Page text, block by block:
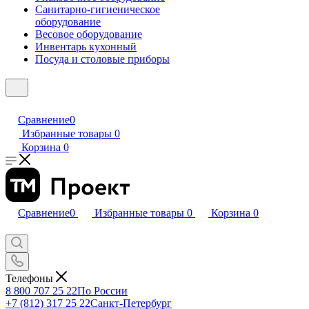
Санитарно-гигиеническое
оборудование
Весовое оборудование
Инвентарь кухонный
Посуда и столовые приборы
Сравнение0
Избранные товары 0
Корзина 0
Сравнение0 Избранные товары 0 Корзина 0
Телефоны
8 800 707 25 22По России
+7 (812) 317 25 22Санкт-Петербург